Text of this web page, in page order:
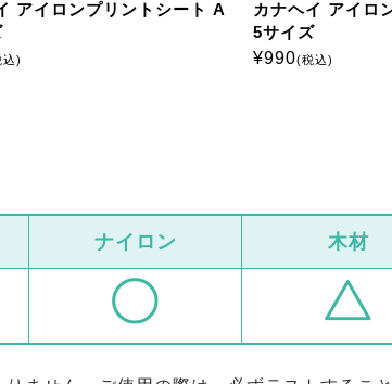
アイロンプリントシート A
込)
カナヘイ アイロ
5サイズ
¥990(税込)
ナイロン 木材